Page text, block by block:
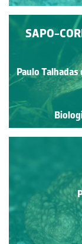
AMPLEXO -
Paulo Talhadas
Biologia
SAPO-
Paulo Talhadas